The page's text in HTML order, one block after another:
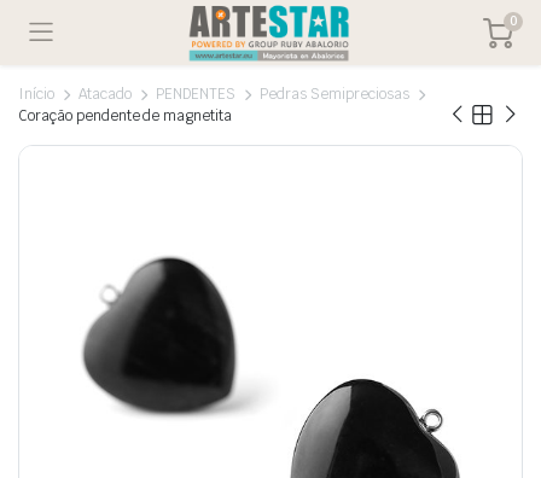
0
Início Atacado PENDENTES
Pedras Semipreciosas
Coração pendente de magnetita